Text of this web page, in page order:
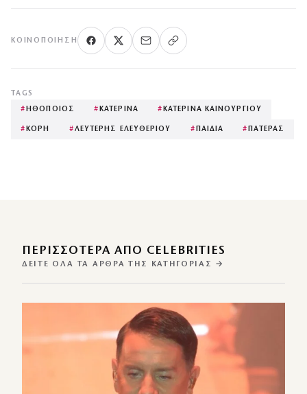
ΚΟΙΝΟΠΟΊΗΣΗ
TAGS
#ΗΘΟΠΟΙΟΣ #ΚΑΤΕΡΙΝΑ #ΚΑΤΕΡΙΝΑ ΚΑΙΝΟΥΡΓΙΟΥ
#ΚΟΡΗ #ΛΕΥΤΕΡΗΣ ΕΛΕΥΘΕΡΙΟΥ #ΠΑΙΔΙΑ #ΠΑΤΕΡΑΣ
ΠΕΡΙΣΣΌΤΕΡΑ ΑΠΌ CELEBRITIES
ΔΕΊΤΕ ΌΛΑ ΤΑ ΆΡΘΡΑ ΤΗΣ ΚΑΤΗΓΟΡΊΑΣ →